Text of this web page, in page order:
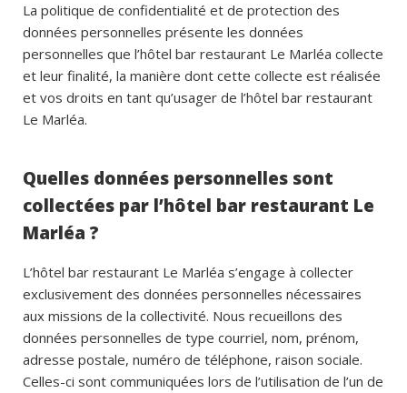
La politique de confidentialité et de protection des
données personnelles présente les données
personnelles que l’hôtel bar restaurant Le Marléa collecte
et leur finalité, la manière dont cette collecte est réalisée
et vos droits en tant qu’usager de l’hôtel bar restaurant
Le Marléa.
Quelles données personnelles sont
collectées par l’hôtel bar restaurant Le
Marléa ?
L’hôtel bar restaurant Le Marléa s’engage à collecter
exclusivement des données personnelles nécessaires
aux missions de la collectivité. Nous recueillons des
données personnelles de type courriel, nom, prénom,
adresse postale, numéro de téléphone, raison sociale.
Celles-ci sont communiquées lors de l’utilisation de l’un de